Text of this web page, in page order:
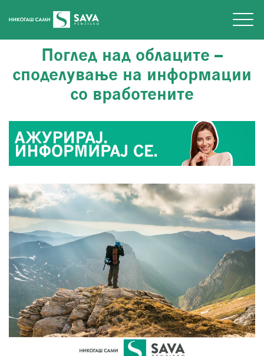
Поглед над облаците –
споделување на информации
со вработените